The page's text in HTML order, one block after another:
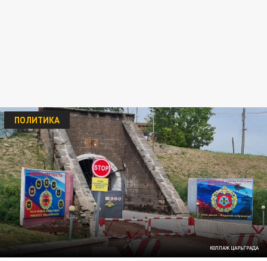
КОЛЛАЖ ЦАРЬГРАДА
ПОЛИТИКА